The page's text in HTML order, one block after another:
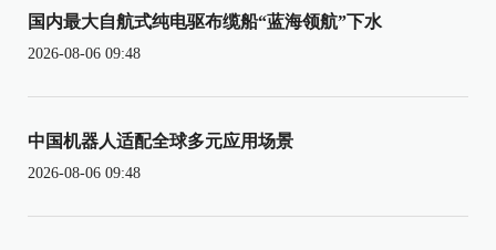
国内最大自航式纯电驱布缆船“蓝海领航”下水
2026-08-06 09:48
中国机器人适配全球多元应用场景
2026-08-06 09:48